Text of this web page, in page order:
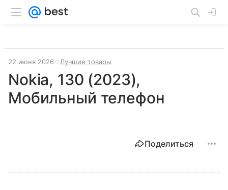
22 июня 2026 Лучшие товары
Nokia, 130 (2023),
Мобильный телефон
Поделиться